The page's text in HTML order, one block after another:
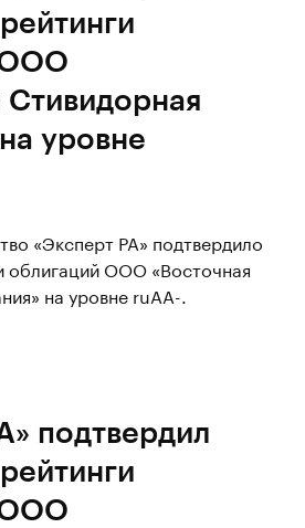
ООО
Стивидорная
уровне
«Эксперт РА» подтвердило
облигаций ООО «Восточная
на уровне ruAA-.
подтвердил
ООО